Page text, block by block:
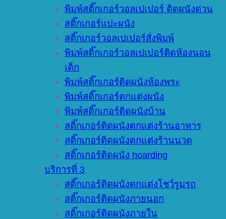
พิมพ์สติ๊กเกอร์วอลเปเปอร์ ติดผนังด่วน
สติ๊กเกอร์แปะผนัง
สติ๊กเกอร์วอลเปเปอร์สั่งพิมพ์
พิมพ์สติ๊กเกอร์วอลเปเปอร์ติดห้องนอน
เด็ก
พิมพ์สติ๊กเกอร์ติดผนังห้องพระ
พิมพ์สติ๊กเกอร์ตกแต่งผนัง
พิมพ์สติ๊กเกอร์ติดผนังบ้าน
สติ๊กเกอร์ติดผนังตกแต่งร้านอาหาร
สติ๊กเกอร์ติดผนังตกแต่งร้านนวด
สติ๊กเกอร์ติดผนัง hoarding
บริการที่ 3
สติ๊กเกอร์ติดผนังตกแต่งโชว์รูมรถ
สติ๊กเกอร์ติดผนังภายนอก
สติ๊กเกอร์ติดผนังภายใน